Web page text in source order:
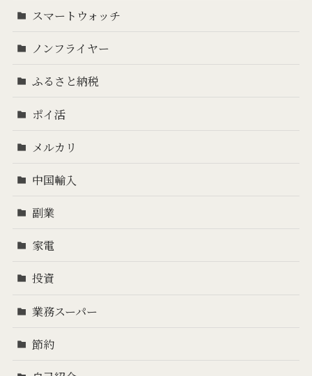
スマートウォッチ
ノンフライヤー
ふるさと納税
ポイ活
メルカリ
中国輸入
副業
家電
投資
業務スーパー
節約